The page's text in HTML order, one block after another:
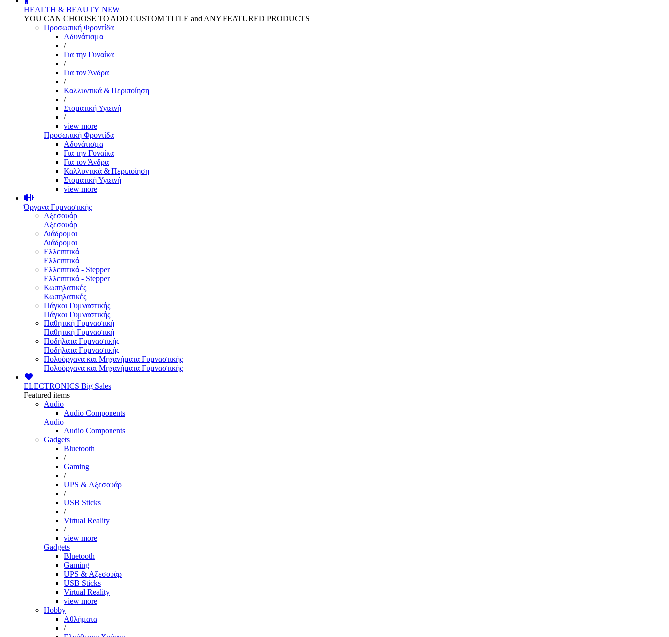
HEALTH & BEAUTY NEW
YOU CAN CHOOSE TO ADD CUSTOM TITLE and ANY FEATURED PRODUCTS
Προσωπική Φροντίδα
Αδυνάτισμα
/
Για την Γυναίκα
/
Για τον Άνδρα
/
Καλλυντικά & Περιποίηση
/
Στοματική Υγιεινή
/
view more
Προσωπική Φροντίδα
Αδυνάτισμα
Για την Γυναίκα
Για τον Άνδρα
Καλλυντικά & Περιποίηση
Στοματική Υγιεινή
view more
Όργανα Γυμναστικής
Αξεσουάρ
Αξεσουάρ
Διάδρομοι
Διάδρομοι
Ελλειπτικά
Ελλειπτικά
Ελλειπτικά - Stepper
Ελλειπτικά - Stepper
Κωπηλατικές
Κωπηλατικές
Πάγκοι Γυμναστικής
Πάγκοι Γυμναστικής
Παθητική Γυμναστική
Παθητική Γυμναστική
Ποδήλατα Γυμναστικής
Ποδήλατα Γυμναστικής
Πολυόργανα και Μηχανήματα Γυμναστικής
Πολυόργανα και Μηχανήματα Γυμναστικής
ELECTRONICS Big Sales
Featured items
Audio
Audio Components
Audio
Audio Components
Gadgets
Bluetooth
/
Gaming
/
UPS & Αξεσουάρ
/
USB Sticks
/
Virtual Reality
/
view more
Gadgets
Bluetooth
Gaming
UPS & Αξεσουάρ
USB Sticks
Virtual Reality
view more
Hobby
Αθλήματα
/